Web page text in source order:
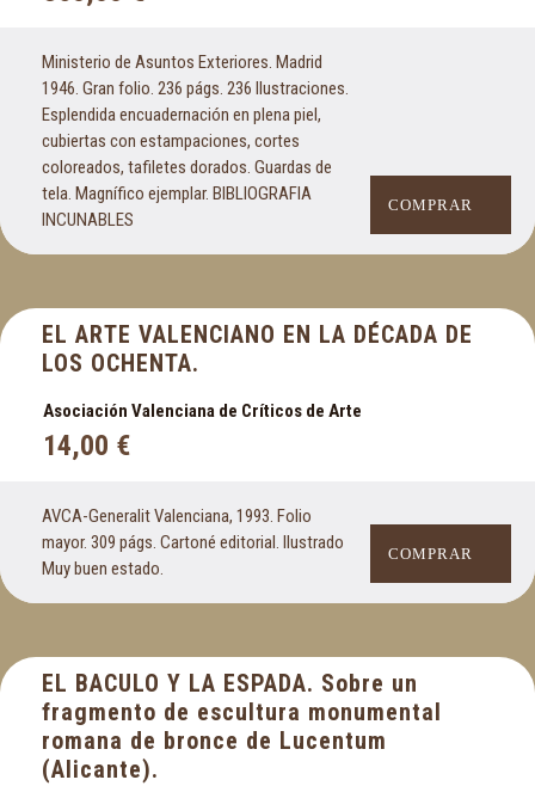
Ministerio de Asuntos Exteriores. Madrid
1946. Gran folio. 236 págs. 236 Ilustraciones.
Esplendida encuadernación en plena piel,
cubiertas con estampaciones, cortes
coloreados, tafiletes dorados. Guardas de
tela. Magnífico ejemplar. BIBLIOGRAFIA
INCUNABLES
COMPRAR
EL ARTE VALENCIANO EN LA DÉCADA DE
LOS OCHENTA.
Asociación Valenciana de Críticos de Arte
14,00 €
AVCA-Generalit Valenciana, 1993. Folio
mayor. 309 págs. Cartoné editorial. Ilustrado
Muy buen estado.
COMPRAR
EL BACULO Y LA ESPADA. Sobre un
fragmento de escultura monumental
romana de bronce de Lucentum
(Alicante).